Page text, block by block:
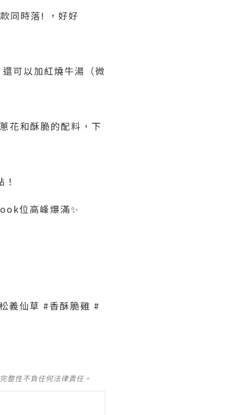
同時落! ，好好
可以加紅燒牛湯（微
花和酥脆的配料，下
位高峰爆滿✨
義仙草 #香酥脆雞 #
整性不負任何法律責任。